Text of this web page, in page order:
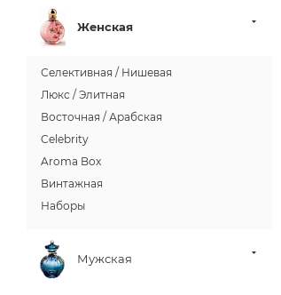
Женская
Селективная / Нишевая
Люкс / Элитная
Восточная / Арабская
Celebrity
Aroma Box
Винтажная
Наборы
Мужская